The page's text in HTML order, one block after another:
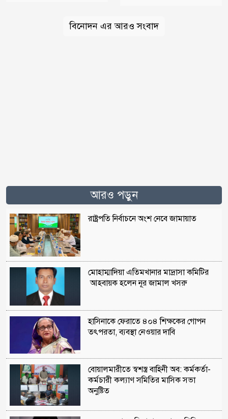
বিনোদন এর আরও সংবাদ
আরও পড়ুন
রাষ্ট্রপতি নির্বাচনে অংশ নেবে জামায়াত
মোহাম্মাদিয়া এতিমখানার মাদ্রাসা কমিটির
আহবায়ক হলেন নূর জামাল খসরু
হাসিনাকে ফেরাতে ৪০৪ শিক্ষকের গোপন
তৎপরতা, ব্যবস্থা নেওয়ার দাবি
বোয়ালমারীতে স্বশস্ত্র বাহিনী অব: কর্মকর্তা-
কর্মচারী কল্যাণ সমিতির মাসিক সভা
অনুষ্টিত